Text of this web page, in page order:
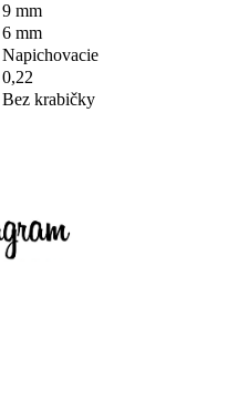
9 mm
6 mm
Napichovacie
0,22
Bez krabičky